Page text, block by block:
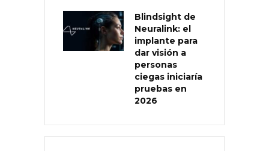
Blindsight de
Neuralink: el
implante para
dar visión a
personas
ciegas iniciaría
pruebas en
2026